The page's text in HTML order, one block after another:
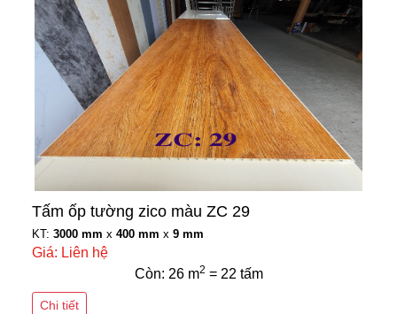
Tấm ốp tường zico màu ZC 29
KT: 3000 mm x 400 mm x 9 mm
Giá: Liên hệ
Còn: 26 m2 = 22 tấm
Chi tiết